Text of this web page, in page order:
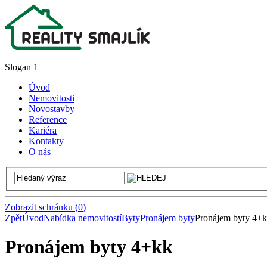
Slogan 1
Úvod
Nemovitosti
Novostavby
Reference
Kariéra
Kontakty
O nás
Zobrazit schránku (0)
ZpětÚvodNabídka nemovitostíBytyPronájem bytyPronájem byty
Pronájem byty 4+kk